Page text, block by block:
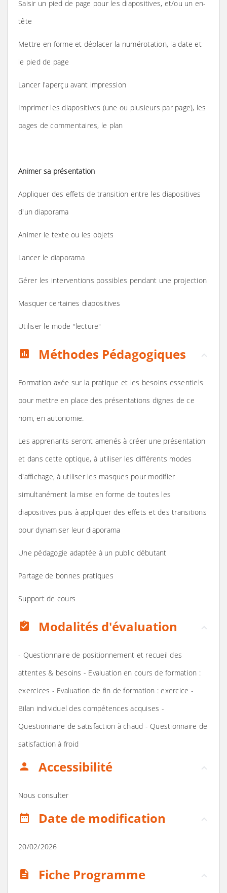
Saisir un pied de page pour les diapositives, et/ou un en-
tête
Mettre en forme et déplacer la numérotation, la date et
le pied de page
Lancer l'aperçu avant impression
Imprimer les diapositives (une ou plusieurs par page), les
pages de commentaires, le plan
Animer sa présentation
Appliquer des effets de transition entre les diapositives
d'un diaporama
Animer le texte ou les objets
Lancer le diaporama
Gérer les interventions possibles pendant une projection
Masquer certaines diapositives
Utiliser le mode "lecture"
assessment Méthodes Pédagogiques
Formation axée sur la pratique et les besoins essentiels
pour mettre en place des présentations dignes de ce
nom, en autonomie.
Les apprenants seront amenés à créer une présentation
et dans cette optique, à utiliser les différents modes
d'affichage, à utiliser les masques pour modifier
simultanément la mise en forme de toutes les
diapositives puis à appliquer des effets et des transitions
pour dynamiser leur diaporama
Une pédagogie adaptée à un public débutant
Partage de bonnes pratiques
Support de cours
assignment_turned_in Modalités d'évaluation
- Questionnaire de positionnement et recueil des
attentes & besoins - Evaluation en cours de formation :
exercices - Evaluation de fin de formation : exercice -
Bilan individuel des compétences acquises -
Questionnaire de satisfaction à chaud - Questionnaire de
satisfaction à froid
person Accessibilité
Nous consulter
date_range Date de modification
20/02/2026
description Fiche Programme